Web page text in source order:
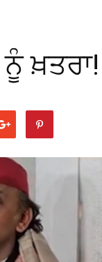
ਖ਼ਤਰਾ!